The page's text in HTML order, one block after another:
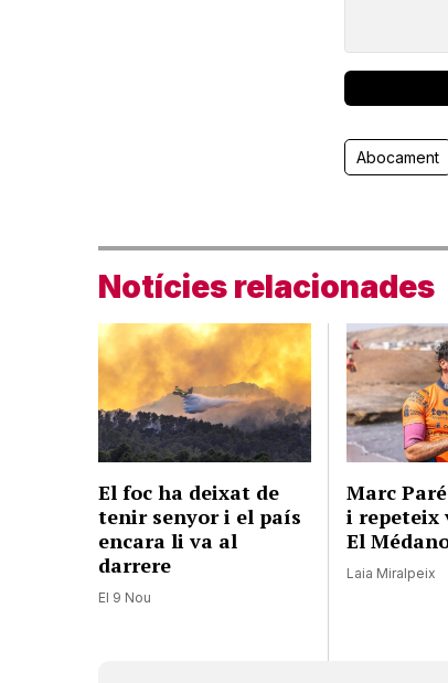
Abocament
Notícies relacionades
El foc ha deixat de
tenir senyor i el país
encara li va al
darrere
El 9 Nou
Marc
i repeteix
El
Laia Miralpeix